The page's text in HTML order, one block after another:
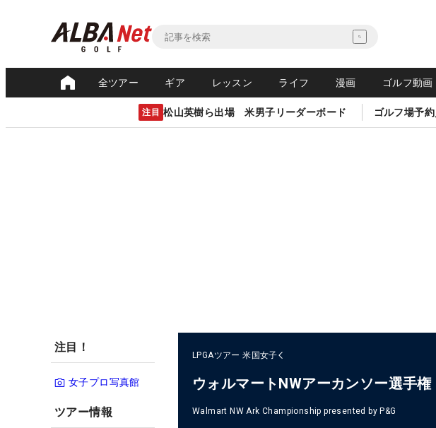
全ツアー ギア レッスン ライフ 漫画 ゴルフ動画
注目 松山英樹ら出場 米男子リーダーボード ゴルフ場予
注目！
女子プロ写真館
ツアー情報
LPGAツアー 米国女子
ウォルマートNWアーカンソー選手権
Walmart NW Ark Championship presented by P&G